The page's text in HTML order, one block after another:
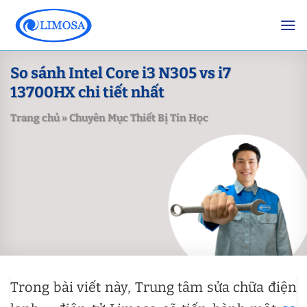
content
So sánh Intel Core i3 N305 vs i7
13700HX chi tiết nhất
Trang chủ»Chuyên Mục Thiết Bị Tin Học
Trong bài viết này, Trung tâm sửa chữa điện